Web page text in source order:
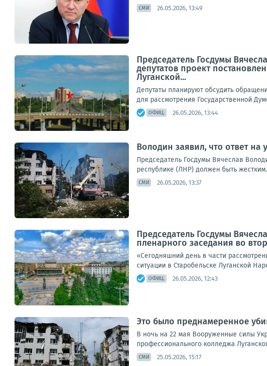
СМИ 26.05.2026, 13:49
Председатель Госдумы
депутатов проект
Луганской...
Депутаты планируют обсудить
для рассмотрения Государственной
ОФИЦ. 26.05.2026, 13:44
Володин заявил, что ответ
Председатель Госдумы Вячеслав
республике (ЛНР) должен быть
СМИ 26.05.2026, 13:37
Председатель Госдумы
пленарного заседания во
«Сегодняшний день в части
ситуации в Старобельске Луганской
ОФИЦ. 26.05.2026, 12:43
Это было преднамеренное
В ночь на 22 мая Вооруженные силы
профессионального колледжа
СМИ 25.05.2026, 15:17